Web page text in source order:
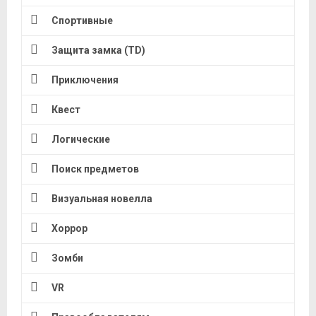
Спортивные
Защита замка (TD)
Приключения
Квест
Логические
Поиск предметов
Визуальная новелла
Хоррор
Зомби
VR